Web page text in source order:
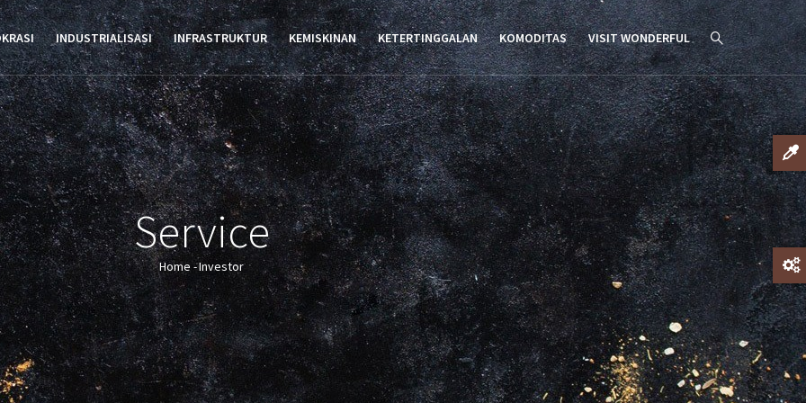
INDUSTRIALISASI INFRASTRUKTUR KEMISKINAN KETERTINGGALAN KOMODITAS VISIT WONDERFUL
Service
Breadcrumb
Home -Investor